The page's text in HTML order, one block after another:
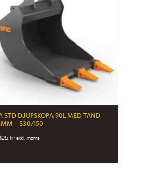
STD DJUPSKOPA 90L MED TAND –
– S30/150
kr exkl. moms